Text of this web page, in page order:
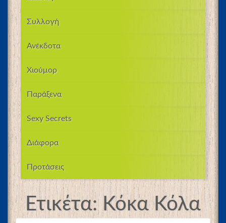
Συλλογή
Ανέκδοτα
Χιούμορ
Παράξενα
Sexy Secrets
Διάφορα
Προτάσεις
Ετικέτα: Κόκα Κόλα